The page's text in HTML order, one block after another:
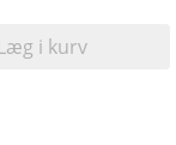
i kurv